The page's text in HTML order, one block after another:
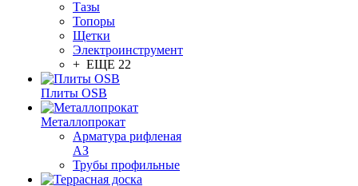
Тазы
Топоры
Щетки
Электроинструмент
+ ЕЩЕ 22
Плиты OSB
Металлопрокат
Арматура рифленая
АЗ
Трубы профильные